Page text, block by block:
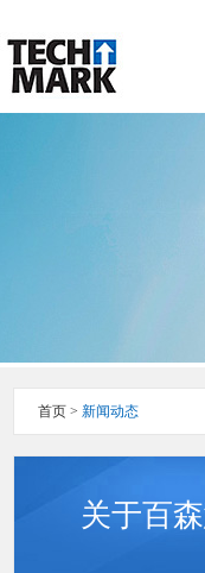
首页 > 新闻动态
关于百